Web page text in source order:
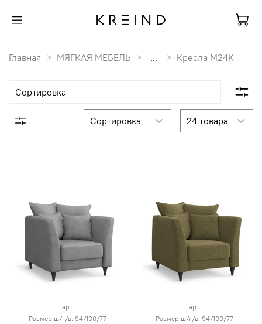
Главная МЯГКАЯ МЕБЕЛЬ ... Кресла M24K
арт.
Размер ш/г/в: 94/100/77
арт.
Размер ш/г/в: 94/100/77